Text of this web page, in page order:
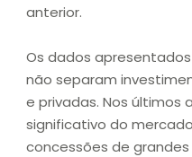
anterior.
Os dados
não separam
e privadas. Nos últimos
significativo do
concessões de